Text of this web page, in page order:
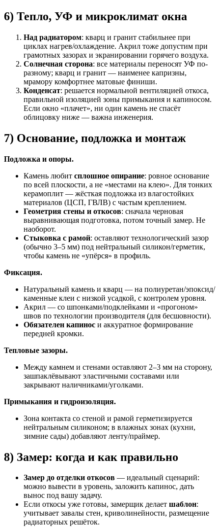
6) Тепло, УФ и микроклимат окна
Над радиатором: кварц и гранит стабильнее при
циклах нагрев/охлаждение. Акрил тоже допустим при
грамотных зазорах и экранировании горячего воздуха.
Солнечная сторона: все материалы переносят УФ по-
разному; кварц и гранит — наименее капризны,
мрамору комфортнее матовые финиши.
Конденсат: решается нормальной вентиляцией откоса,
правильной изоляцией зоны примыкания и капиносом.
Если окно «плачет», ни один камень не спасёт
облицовку ниже — важна инженерия.
7) Основание, подложка и монтаж
Подложка и опоры.
Камень любит сплошное опирание: ровное основание
по всей плоскости, а не «местами на клею». Для тонких
керамоплит — жёсткая подложка из влагостойких
материалов (ЦСП, ГВЛВ) с частым креплением.
Геометрия стены и откосов: сначала черновая
выравнивающая подготовка, потом точный замер. Не
наоборот.
Стыковка с рамой: оставляют технологический зазор
(обычно 3–5 мм) под нейтральный силикон/герметик,
чтобы камень не «упёрся» в профиль.
Фиксация.
Натуральный камень и кварц — на полиуретан/эпоксид/
каменные клеи с низкой усадкой, с контролем уровня.
Акрил — со шпонками/подклейками и «прогоном»
швов по технологии производителя (для бесшовности).
Обязателен капинос и аккуратное формирование
передней кромки.
Тепловые зазоры.
Между камнем и стенами оставляют 2–3 мм на сторону,
зашпаклёвывают эластичными составами или
закрывают наличниками/уголками.
Примыкания и гидроизоляция.
Зона контакта со стеной и рамой герметизируется
нейтральным силиконом; в влажных зонах (кухни,
зимние сады) добавляют ленту/праймер.
8) Замер: когда и как правильно
Замер до отделки откосов — идеальный сценарий:
можно вывести в уровень, заложить капинос, дать
вынос под вашу задачу.
Если откосы уже готовы, замерщик делает шаблон:
учитывает завалы стен, криволинейности, размещение
радиаторных решёток.